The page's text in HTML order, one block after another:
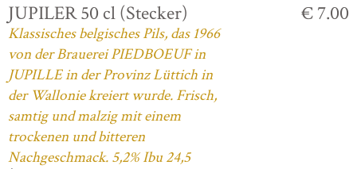
JUPILER 50 cl (Stecker)
Klassisches belgisches Pils, das 1966
von der Brauerei PIEDBOEUF in
JUPILLE in der Provinz Lüttich in
der Wallonie kreiert wurde. Frisch,
samtig und malzig mit einem
trockenen und bitteren
Nachgeschmack. 5,2% Ibu 24,5
€ 7.00